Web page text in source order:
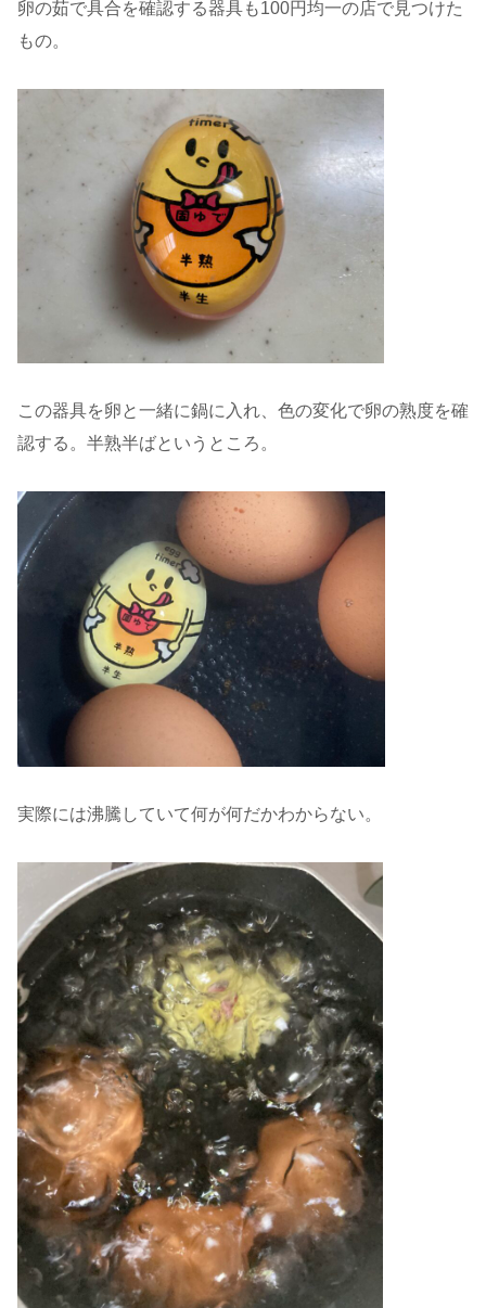
卵の茹で具合を確認する器具も100円均一の店で見つけた
もの。
この器具を卵と一緒に鍋に入れ、色の変化で卵の熟度を確
認する。半熟半ばというところ。
実際には沸騰していて何が何だかわからない。